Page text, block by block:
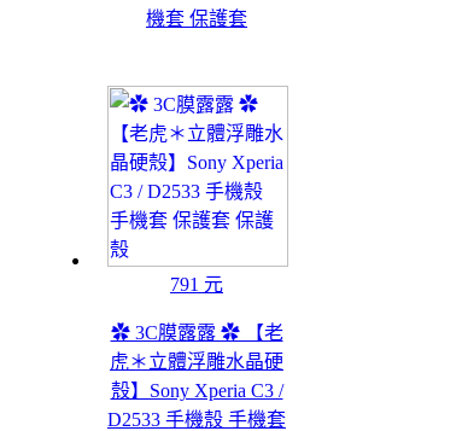
機套 保護套
791 元
✿ 3C膜露露 ✿ 【老
虎＊立體浮雕水晶硬
殼】Sony Xperia C3 /
D2533 手機殼 手機套